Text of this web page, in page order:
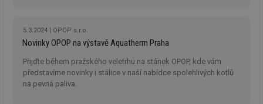
5.3.2024 OPOP s.r.o.
Novinky OPOP na výstavě Aquatherm Praha
Přijďte během pražského veletrhu na stánek OPOP, kde vám
představíme novinky i stálice v naší nabídce spolehlivých kotlů
na pevná paliva.